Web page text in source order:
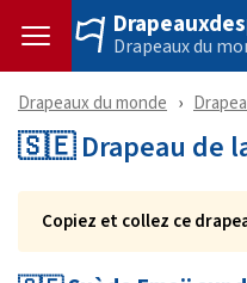
Drapeaux du
Drapeaux du monde
🇸🇪 Drapeau de
Copiez et collez ce